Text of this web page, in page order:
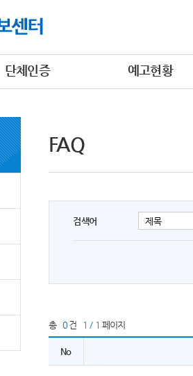
단체인증 예고현황
FAQ
검색어
총 0건 1 / 1 페이지
No